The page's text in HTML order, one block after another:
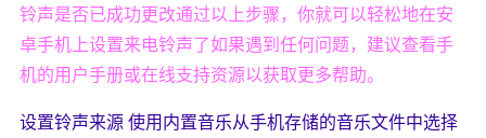
铃声是否已成功更改通过以上步骤，你就可以轻松地在安
卓手机上设置来电铃声了如果遇到任何问题，建议查看手
机的用户手册或在线支持资源以获取更多帮助。
设置铃声来源 使用内置音乐从手机存储的音乐文件中选择